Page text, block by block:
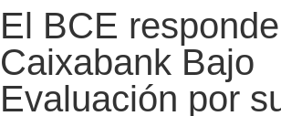
El BCE
Caixabank Bajo
Evaluación por